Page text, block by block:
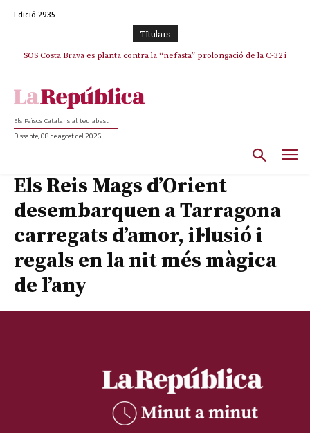
Edició 2935
TItulars
SOS Costa Brava es planta contra la “nefasta” prolongació de la C-32 i
Els Països Catalans al teu abast
Dissabte, 08 de agost del 2026
Els Reis Mags d’Orient
desembarquen a Tarragona
carregats d’amor, il·lusió i
regals en la nit més màgica
de l’any